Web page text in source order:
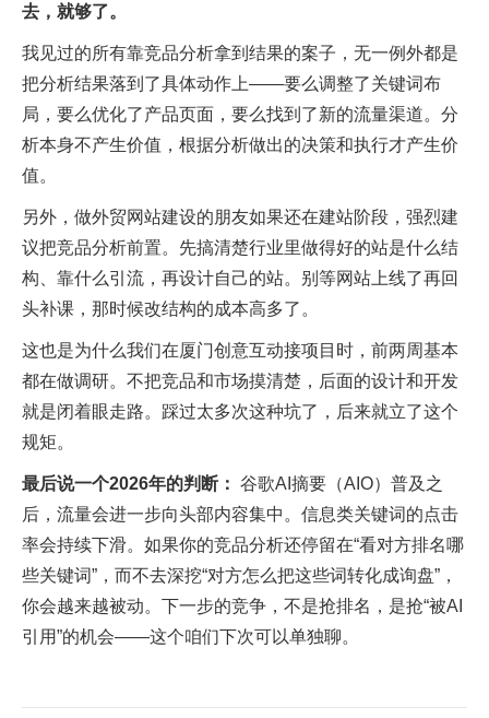
去，就够了。
我见过的所有靠竞品分析拿到结果的案子，无一例外都是
把分析结果落到了具体动作上——要么调整了关键词布
局，要么优化了产品页面，要么找到了新的流量渠道。分
析本身不产生价值，根据分析做出的决策和执行才产生价
值。
另外，做外贸网站建设的朋友如果还在建站阶段，强烈建
议把竞品分析前置。先搞清楚行业里做得好的站是什么结
构、靠什么引流，再设计自己的站。别等网站上线了再回
头补课，那时候改结构的成本高多了。
这也是为什么我们在厦门创意互动接项目时，前两周基本
都在做调研。不把竞品和市场摸清楚，后面的设计和开发
就是闭着眼走路。踩过太多次这种坑了，后来就立了这个
规矩。
最后说一个2026年的判断： 谷歌AI摘要（AIO）普及之
后，流量会进一步向头部内容集中。信息类关键词的点击
率会持续下滑。如果你的竞品分析还停留在“看对方排名哪
些关键词”，而不去深挖“对方怎么把这些词转化成询盘”，
你会越来越被动。下一步的竞争，不是抢排名，是抢“被AI
引用”的机会——这个咱们下次可以单独聊。